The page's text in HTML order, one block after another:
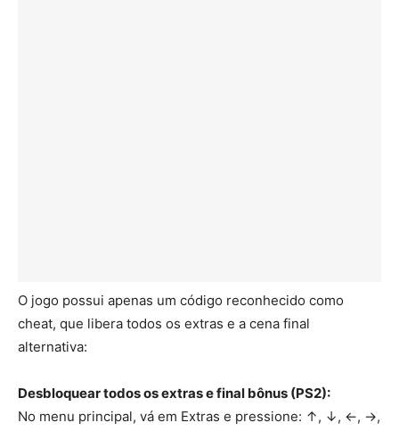
O jogo possui apenas um código reconhecido como
cheat, que libera todos os extras e a cena final
alternativa:
Desbloquear todos os extras e final bônus (PS2):
No menu principal, vá em Extras e pressione: ↑, ↓, ←, →,